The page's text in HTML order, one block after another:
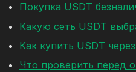
Покупка USDT
Какую сеть USDT
Как купить USDT
Что проверить перед